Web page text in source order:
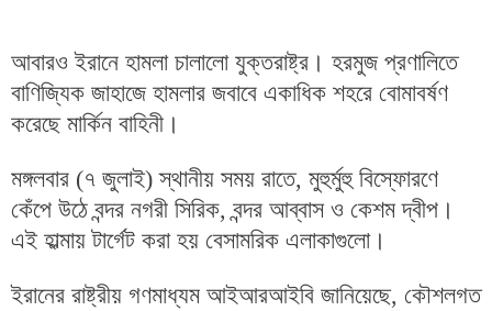
আবারও ইরানে হামলা চালালো যুক্তরাষ্ট্র। হরমুজ প্রণালিতে
বাণিজ্যিক জাহাজে হামলার জবাবে একাধিক শহরে বোমাবর্ষণ
করেছে মার্কিন বাহিনী।
মঙ্গলবার (৭ জুলাই) স্থানীয় সময় রাতে, মুহুর্মুহু বিস্ফোরণে
কেঁপে উঠে বন্দর নগরী সিরিক, বন্দর আব্বাস ও কেশম দ্বীপ।
এই হাল্মায় টার্গেট করা হয় বেসামরিক এলাকাগুলো।
ইরানের রাষ্ট্রীয় গণমাধ্যম আইআরআইবি জানিয়েছে, কৌশলগত